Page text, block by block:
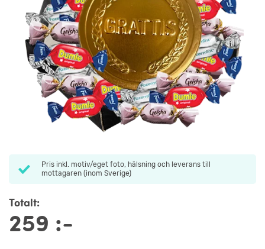
Pris inkl. motiv/eget foto, hälsning och leverans till
mottagaren (inom Sverige)
Totalt:
259 :-